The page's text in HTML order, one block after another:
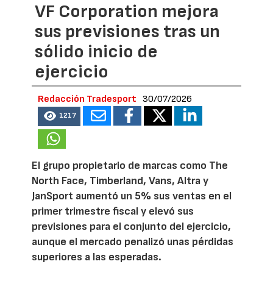
VF Corporation mejora
sus previsiones tras un
sólido inicio de
ejercicio
Redacción Tradesport 30/07/2026
1217
El grupo propietario de marcas como The
North Face, Timberland, Vans, Altra y
JanSport aumentó un 5% sus ventas en el
primer trimestre fiscal y elevó sus
previsiones para el conjunto del ejercicio,
aunque el mercado penalizó unas pérdidas
superiores a las esperadas.